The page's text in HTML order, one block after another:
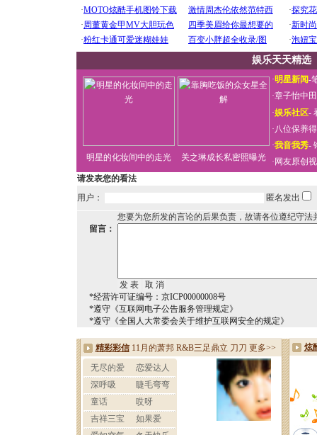
娱乐天天精选
明星的化妆间中的走光 关之琳成长私密照曝光
·明星新闻-
·章子怡中
·娱乐社区-
·八位保养
·我音我秀-
· 网友原创
请发表您的看法
用户：
匿名发出
您要为您所发的言论的后果负责，故请各位遵纪守法
留言：
*经营许可证编号：京ICP00000008号
*遵守《互联网电子公告服务管理规定》
*遵守《全国人大常委会关于维护互联网安全的规定》